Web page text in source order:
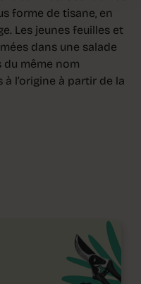
forme de tisane, en
Les jeunes feuilles et
dans une salade
du même nom
à l’origine à partir de la